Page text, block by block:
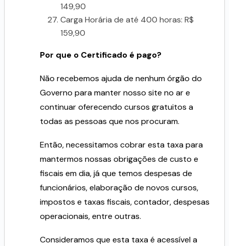
149,90
Carga Horária de até 400 horas: R$
159,90
Por que o Certificado é pago?
Não recebemos ajuda de nenhum órgão do
Governo para manter nosso site no ar e
continuar oferecendo cursos gratuitos a
todas as pessoas que nos procuram.
Então, necessitamos cobrar esta taxa para
mantermos nossas obrigações de custo e
fiscais em dia, já que temos despesas de
funcionários, elaboração de novos cursos,
impostos e taxas fiscais, contador, despesas
operacionais, entre outras.
Consideramos que esta taxa é acessível a